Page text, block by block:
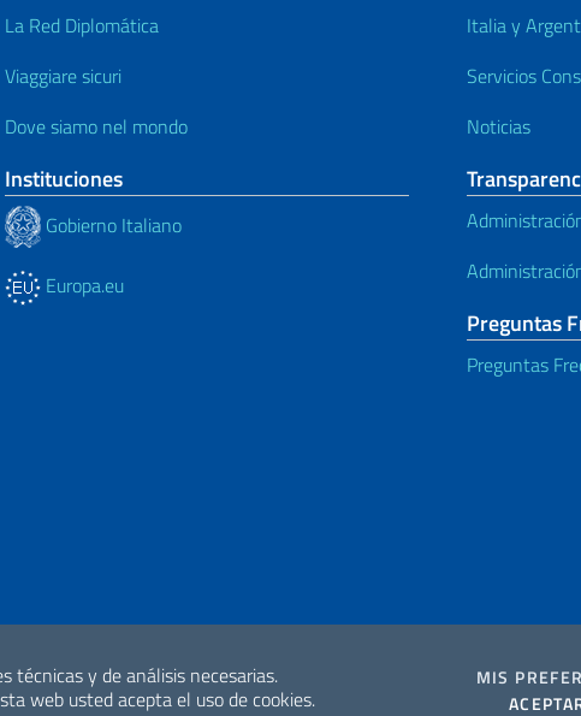
técnicas y de análisis necesarias.
web usted acepta el uso de cookies.
MIS
La Red Diplomática
Viaggiare sicuri
Dove siamo nel mondo
Instituciones
Gobierno Italiano
Europa.eu
Italia y
Servicios
Noticias
Preguntas
Preguntas
2026 Derechos de Autor